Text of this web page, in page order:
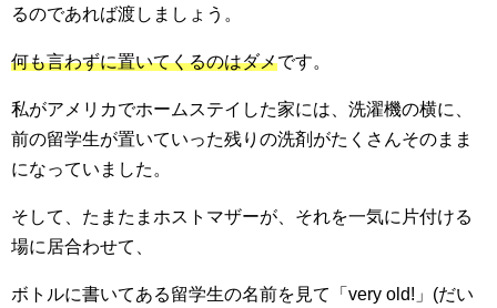
るのであれば渡しましょう。
何も言わずに置いてくるのはダメです。
私がアメリカでホームステイした家には、洗濯機の横に、
前の留学生が置いていった残りの洗剤がたくさんそのまま
になっていました。
そして、たまたまホストマザーが、それを一気に片付ける
場に居合わせて、
ボトルに書いてある留学生の名前を見て「very old!」(だい